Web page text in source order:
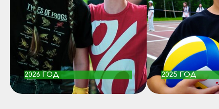
2026 ГОД 2025 ГОД